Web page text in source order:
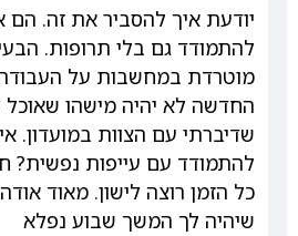
יודעת איך להסביר את זה. הם
להתמודד גם בלי תרופות.
מוטרדת במחשבות על
החדשה לא יהיה מישהו שאוכל
שדיברתי עם הצוות במועדון.
להתמודד עם עייפות נפשית?
כל הזמן רוצה לישון. מאוד
שיהיה לך המשך שבוע נפלא